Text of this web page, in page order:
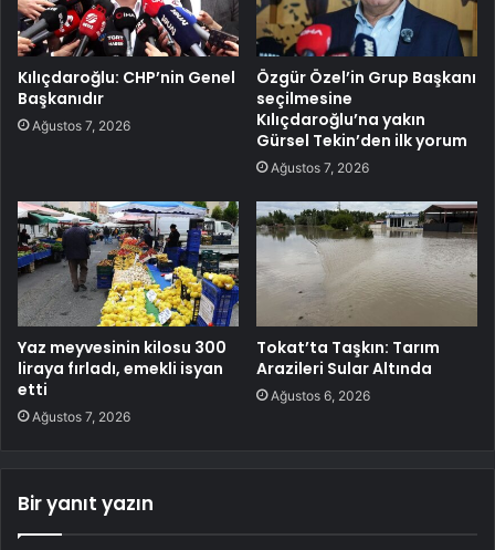
Kılıçdaroğlu: CHP’nin Genel
Başkanıdır
Ağustos 7, 2026
Özgür Özel’in Grup Başkanı
seçilmesine
Kılıçdaroğlu’na yakın
Gürsel Tekin’den ilk yorum
Ağustos 7, 2026
Yaz meyvesinin kilosu 300
liraya fırladı, emekli isyan
etti
Ağustos 7, 2026
Tokat’ta Taşkın: Tarım
Arazileri Sular Altında
Ağustos 6, 2026
Bir yanıt yazın